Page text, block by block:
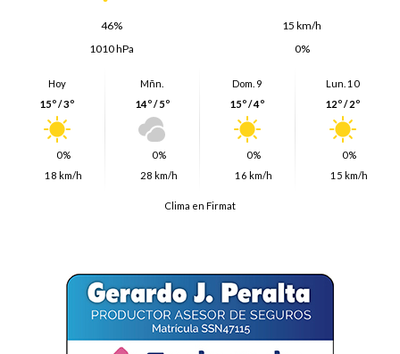
46%
15 km/h
1010 hPa
0%
Hoy
15º / 3º
0%
18 km/h
Mñn.
14º / 5º
0%
28 km/h
Dom. 9
15º / 4º
0%
16 km/h
Lun. 10
12º / 2º
0%
15 km/h
Clima en Firmat